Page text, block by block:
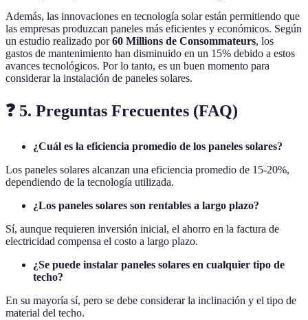
Además, las innovaciones en tecnología solar están permitiendo que
las empresas produzcan paneles más eficientes y económicos. Según
un estudio realizado por60 Millions de Consommateurs, los
gastos de mantenimiento han disminuido en un 15% debido a estos
avances tecnológicos. Por lo tanto, es un buen momento para
considerar la instalación de paneles solares.
❓ 5. Preguntas Frecuentes (FAQ)
¿Cuál es la eficiencia promedio de los paneles solares?
Los paneles solares alcanzan una eficiencia promedio de 15-20%,
dependiendo de la tecnología utilizada.
¿Los paneles solares son rentables a largo plazo?
Sí, aunque requieren inversión inicial, el ahorro en la factura de
electricidad compensa el costo a largo plazo.
¿Se puede instalar paneles solares en cualquier tipo de
techo?
En su mayoría sí, pero se debe considerar la inclinación y el tipo de
material del techo.